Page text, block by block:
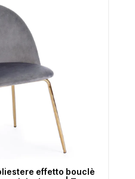
effetto bouclè